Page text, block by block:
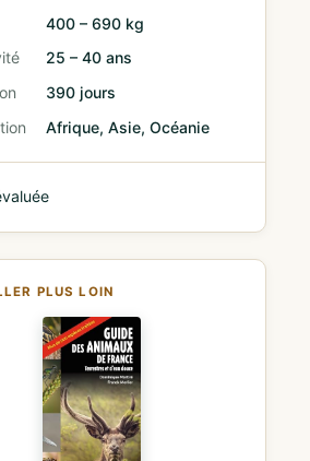
400 – 690 kg
25 – 40 ans
390 jours
Afrique, Asie, Océanie
PLUS LOIN